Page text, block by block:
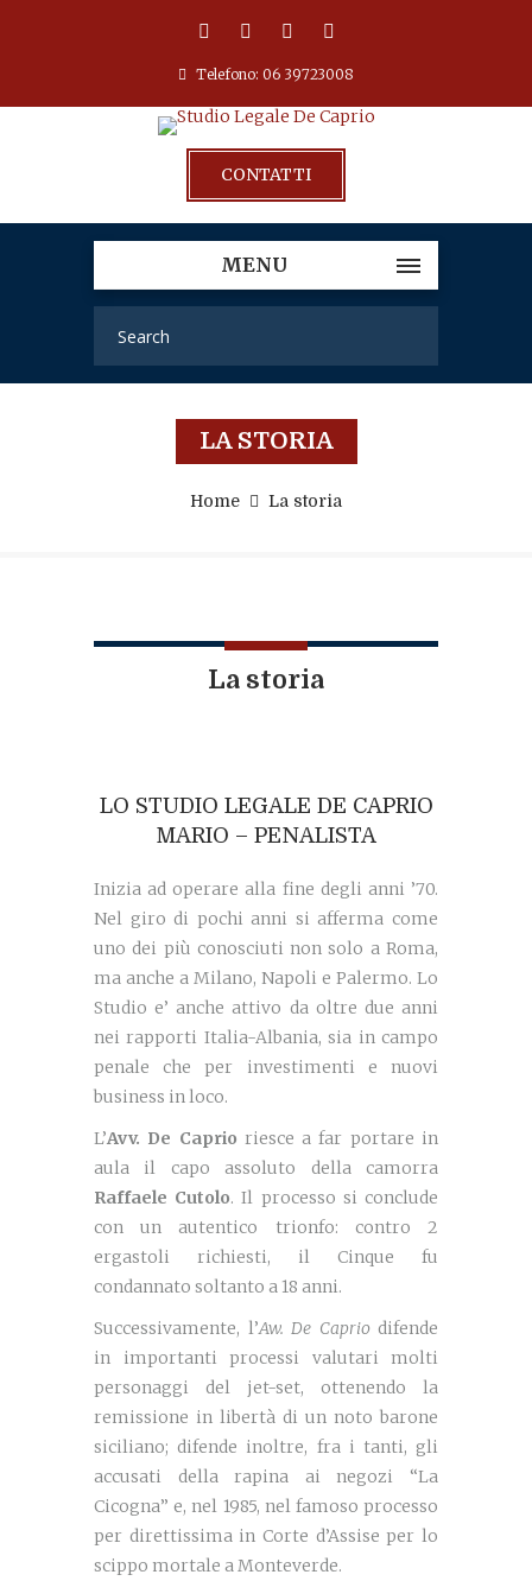
Telefono: 06 39723008
CONTATTI
MENU
LA STORIA
Home La storia
La storia
LO STUDIO LEGALE DE CAPRIO
MARIO – PENALISTA
Inizia ad operare alla fine degli anni ’70.
Nel giro di pochi anni si afferma come
uno dei più conosciuti non solo a Roma,
ma anche a Milano, Napoli e Palermo. Lo
Studio e’ anche attivo da oltre due anni
nei rapporti Italia-Albania, sia in campo
penale che per investimenti e nuovi
business in loco.
L’Avv. De Caprio riesce a far portare in
aula il capo assoluto della camorra
Raffaele Cutolo. Il processo si conclude
con un autentico trionfo: contro 2
ergastoli richiesti, il Cinque fu
condannato soltanto a 18 anni.
Successivamente, l’Aw. De Capriodifende
in importanti processi valutari molti
personaggi del jet-set, ottenendo la
remissione in libertà di un noto barone
siciliano; difende inoltre, fra i tanti, gli
accusati della rapina ai negozi “La
Cicogna” e, nel 1985, nel famoso processo
per direttissima in Corte d’Assise per lo
scippo mortale a Monteverde.